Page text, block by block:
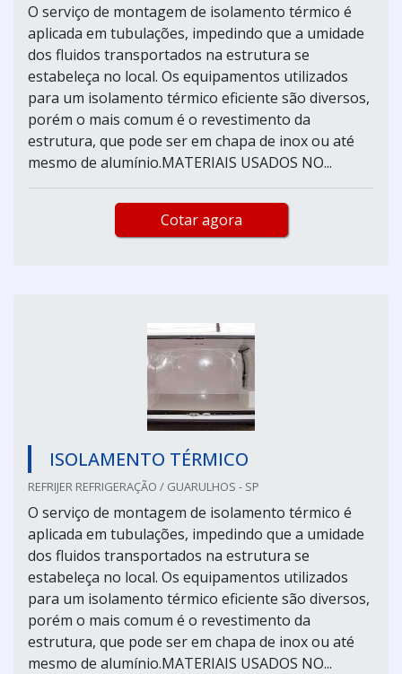
O serviço de montagem de isolamento térmico é
aplicada em tubulações, impedindo que a umidade
dos fluidos transportados na estrutura se
estabeleça no local. Os equipamentos utilizados
para um isolamento térmico eficiente são diversos,
porém o mais comum é o revestimento da
estrutura, que pode ser em chapa de inox ou até
mesmo de alumínio.MATERIAIS USADOS NO...
Cotar agora
ISOLAMENTO TÉRMICO
REFRIJER REFRIGERAÇÃO / GUARULHOS - SP
O serviço de montagem de isolamento térmico é
aplicada em tubulações, impedindo que a umidade
dos fluidos transportados na estrutura se
estabeleça no local. Os equipamentos utilizados
para um isolamento térmico eficiente são diversos,
porém o mais comum é o revestimento da
estrutura, que pode ser em chapa de inox ou até
mesmo de alumínio.MATERIAIS USADOS NO...